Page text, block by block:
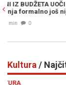
dok NEKO JE U
užasnije
Prije 15 min
Kultura /